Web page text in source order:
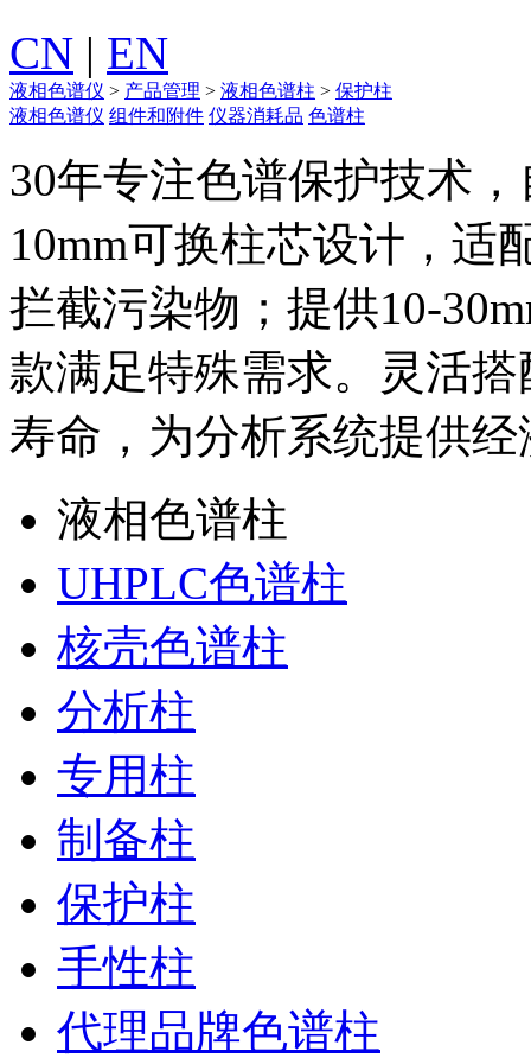
CN | EN
液相色谱仪 > 产品管理 > 液相色谱柱 > 保护柱
液相色谱仪 组件和附件 仪器消耗品 色谱柱
30年专注色谱保护技术
10mm可换柱芯设计，适
拦截污染物；提供10-
款满足特殊需求。灵活
寿命，为分析系统提供
液相色谱柱
UHPLC色谱柱
核壳色谱柱
分析柱
专用柱
制备柱
保护柱
手性柱
代理品牌色谱柱